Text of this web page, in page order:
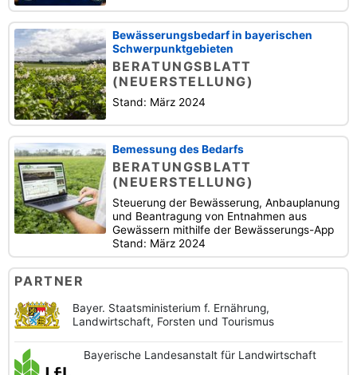
Bewässerungsbedarf in bayerischen
Schwerpunktgebieten
BERATUNGSBLATT
(NEUERSTELLUNG)
Stand: März 2024
Bemessung des Bedarfs
BERATUNGSBLATT
(NEUERSTELLUNG)
Steuerung der Bewässerung, Anbauplanung
und Beantragung von Entnahmen aus
Gewässern mithilfe der Bewässerungs-App
Stand: März 2024
PARTNER
Bayer. Staatsministerium f. Ernährung,
Landwirtschaft, Forsten und Tourismus
Bayerische Landesanstaltfür Landwirtschaft